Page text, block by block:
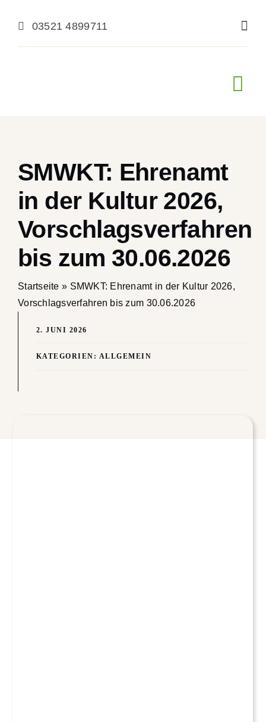
Inhalt
03521 4899711
Förderung
Kultur erleben
Aktuelles
Über uns
Barrierefreiheit
SMWKT: Ehrenamt
in der Kultur 2026,
Vorschlagsverfahren
bis zum 30.06.2026
Startseite » SMWKT: Ehrenamt in der Kultur 2026,
Vorschlagsverfahren bis zum 30.06.2026
2. JUNI 2026
KATEGORIEN: ALLGEMEIN